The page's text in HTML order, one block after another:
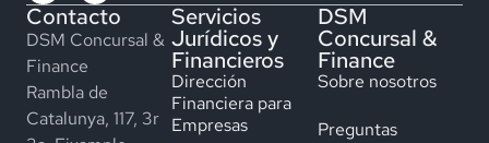
Contacto
DSM Concursal &
Finance
Rambla de
Catalunya, 117, 3r
Servicios
Jurídicos y
Financieros
Dirección
Financiera para
Empresas
DSM
Concursal &
Finance
Sobre nosotros
Preguntas